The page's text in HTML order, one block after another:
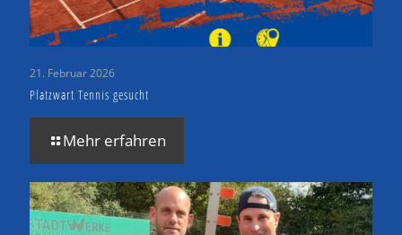
21. Februar 2026
Platzwart Tennis gesucht
Mehr erfahren